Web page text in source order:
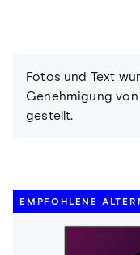
Fotos und Text
Genehmigung
gestellt.
EMPFOHLENE